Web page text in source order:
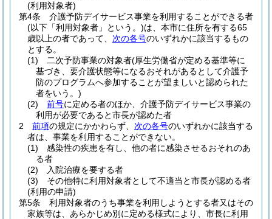
(利用対象者)
第4条
介護予防デイサービス事業を利用することができる者
(以下「利用対象者」という。)は、本市に住所を有する65
歳以上の者であって、 次の各号のいずれかに該当するもの
とする。
(1)
二次予防事業の対象者(厚生労働省が定める基準等に
基づき、要介護状態等になるおそれがあるとして介護予
防のプログラムへ参加することが望ましいと認められた
者をいう。)
(2)
前号に定める者のほか、介護予防デイサービス事業の
利用が必要であると市長が認めた者
2
前項の規定にかかわらず、 次の各号のいずれかに該当する
者は、事業を利用することができない。
(1)
感染性の疾患を有し、他の者に感染させるおそれのあ
る者
(2)
入院治療を要する者
(3)
その他特に利用対象者として不適当と市長が認める者
(利用の申請)
第5条
利用対象者のうち事業を利用しようとする者又はその
家族等は、あらかじめ別に定める様式により、市長に利用